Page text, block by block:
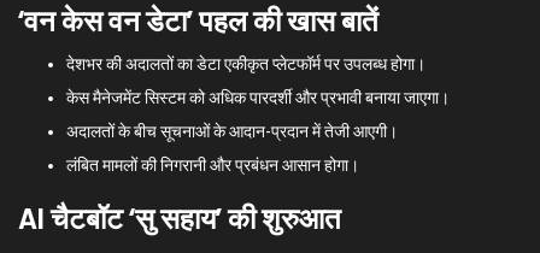
‘वन केस वन डेटा’ पहल की खास बातें
देशभर की अदालतों का डेटा एकीकृत प्लेटफॉर्म पर उपलब्ध होगा।
केस मैनेजमेंट सिस्टम को अधिक पारदर्शी और प्रभावी बनाया जाएगा।
अदालतों के बीच सूचनाओं के आदान-प्रदान में तेजी आएगी।
लंबित मामलों की निगरानी और प्रबंधन आसान होगा।
AI चैटबॉट ‘सु सहाय’ की शुरुआत